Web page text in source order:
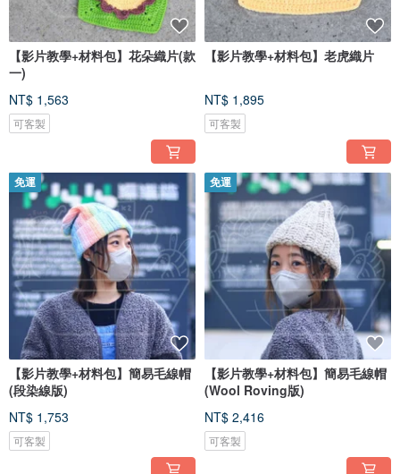
【影片教學+材料包】花朵織片(款
一)
NT$ 1,563
可客製
【影片教學+材料包】老虎織片
NT$ 1,895
可客製
免運
【影片教學+材料包】簡易毛線帽
(段染線版)
NT$ 1,753
可客製
免運
【影片教學+材料包】簡易毛線帽
(Wool Roving版)
NT$ 2,416
可客製